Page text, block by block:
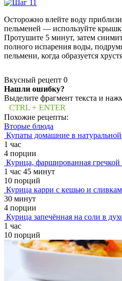
Осторожно влейте воду
пельменей — используйте
Протушите 5 минут, затем
полного испарения воды,
пельмени, когда образуется
Вкусный рецепт 0
Нашли ошибку?
Выделите фрагмент текста и
CTRL + ENTER
Похожие рецепты:
Вторые блюда
Купаты домашние в
1 час
4 порции
Курица, фаршированная
1 час 45 минут
10 порций
Курица карри с кешью и
30 минут
4 порции
Курица запечённая на соли в
1 час
10 порций